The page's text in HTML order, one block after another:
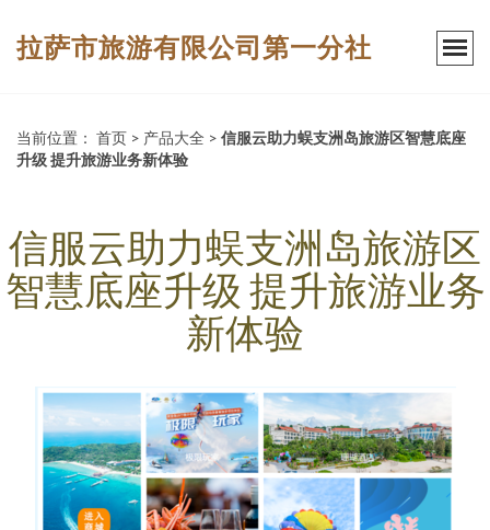
拉萨市旅游有限公司第一分社
当前位置： 首页 > 产品大全 > 信服云助力蜈支洲岛旅游区智慧底座
升级 提升旅游业务新体验
信服云助力蜈支洲岛旅游区
智慧底座升级 提升旅游业务
新体验